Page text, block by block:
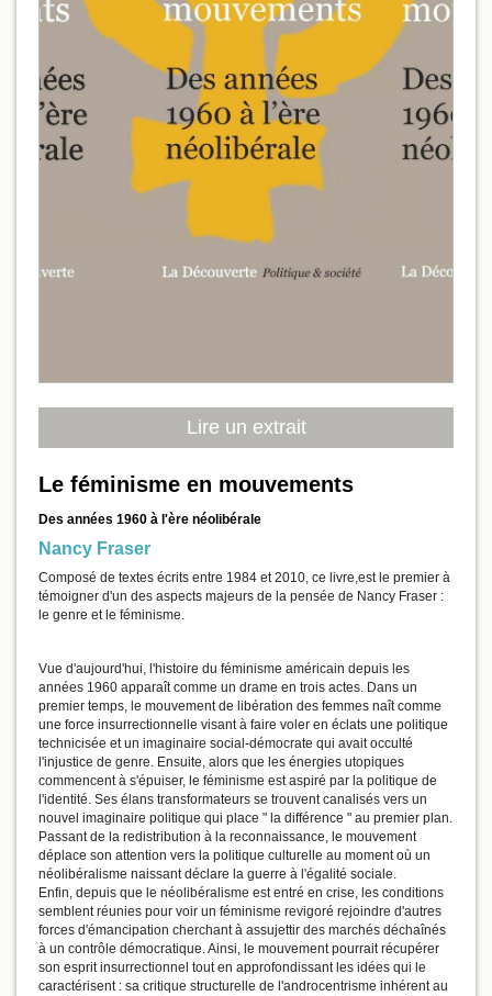
Lire un extrait
Le féminisme en mouvements
Des années 1960 à l'ère néolibérale
Nancy Fraser
Composé de textes écrits entre 1984 et 2010, ce livre,est le premier à
témoigner d'un des aspects majeurs de la pensée de Nancy Fraser :
le genre et le féminisme.
Vue d'aujourd'hui, l'histoire du féminisme américain depuis les
années 1960 apparaît comme un drame en trois actes. Dans un
premier temps, le mouvement de libération des femmes naît comme
une force insurrectionnelle visant à faire voler en éclats une politique
technicisée et un imaginaire social-démocrate qui avait occulté
l'injustice de genre. Ensuite, alors que les énergies utopiques
commencent à s'épuiser, le féminisme est aspiré par la politique de
l'identité. Ses élans transformateurs se trouvent canalisés vers un
nouvel imaginaire politique qui place " la différence " au premier plan.
Passant de la redistribution à la reconnaissance, le mouvement
déplace son attention vers la politique culturelle au moment où un
néolibéralisme naissant déclare la guerre à l'égalité sociale.
Enfin, depuis que le néolibéralisme est entré en crise, les conditions
semblent réunies pour voir un féminisme revigoré rejoindre d'autres
forces d'émancipation cherchant à assujettir des marchés déchaînés
à un contrôle démocratique. Ainsi, le mouvement pourrait récupérer
son esprit insurrectionnel tout en approfondissant les idées qui le
caractérisent : sa critique structurelle de l'androcentrisme inhérent au